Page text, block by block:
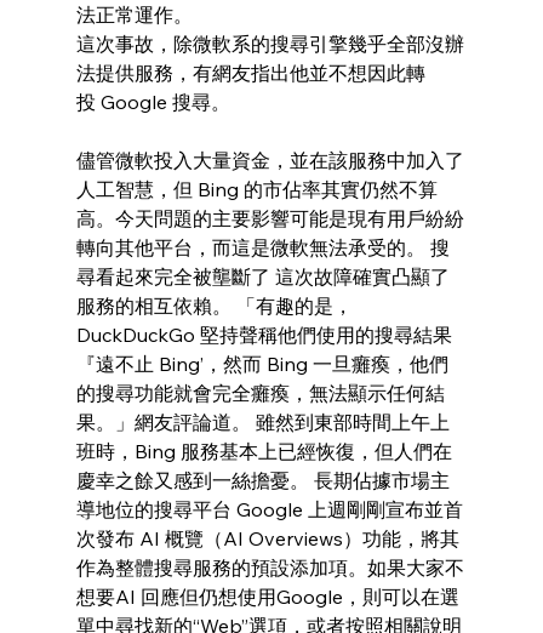
法正常運作。
這次事故，除微軟系的搜尋引擎幾乎全部沒辦
法提供服務，有網友指出他並不想因此轉
投 Google 搜尋。
儘管微軟投入大量資金，並在該服務中加入了
人工智慧，但 Bing 的市佔率其實仍然不算
高。今天問題的主要影響可能是現有用戶紛紛
轉向其他平台，而這是微軟無法承受的。 搜
尋看起來完全被壟斷了 這次故障確實凸顯了
服務的相互依賴。 「有趣的是，
DuckDuckGo 堅持聲稱他們使用的搜尋結果
『遠不止 Bing’，然而 Bing 一旦癱瘓，他們
的搜尋功能就會完全癱瘓，無法顯示任何結
果。」網友評論道。 雖然到東部時間上午上
班時，Bing 服務基本上已經恢復，但人們在
慶幸之餘又感到一絲擔憂。 長期佔據市場主
導地位的搜尋平台 Google 上週剛剛宣布並首
次發布 AI 概覽（AI Overviews）功能，將其
作為整體搜尋服務的預設添加項。如果大家不
想要AI 回應但仍想使用Google，則可以在選
單中尋找新的“Web”選項，或者按照相關說明